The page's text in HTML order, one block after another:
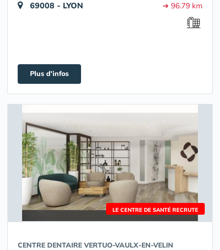
69008 - LYON ➔ 96.79 km
Plus d'infos
LE CENTRE DE SANTÉ RECRUTE
CENTRE DENTAIRE VERTUO-VAULX-EN-VELIN